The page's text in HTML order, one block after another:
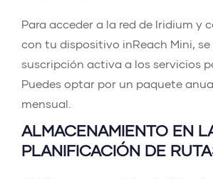
Para acceder a la red de Iridium y
con tu dispositivo inReach Mini, se
suscripción activa a los servicios
Puedes optar por un paquete
mensual.
ALMACENAMIENTO EN
PLANIFICACIÓN DE